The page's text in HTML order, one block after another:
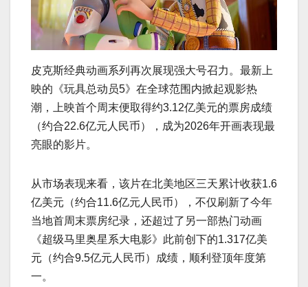
皮克斯经典动画系列再次展现强大号召力。最新上
映的《玩具总动员5》在全球范围内掀起观影热
潮，上映首个周末便取得约3.12亿美元的票房成绩
（约合22.6亿元人民币），成为2026年开画表现最
亮眼的影片。
从市场表现来看，该片在北美地区三天累计收获1.6
亿美元（约合11.6亿元人民币），不仅刷新了今年
当地首周末票房纪录，还超过了另一部热门动画
《超级马里奥星系大电影》此前创下的1.317亿美
元（约合9.5亿元人民币）成绩，顺利登顶年度第
一。